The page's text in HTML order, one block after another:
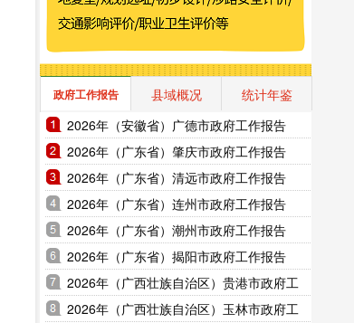
政府工作报告 县域概况
统计年鉴
2026年（安徽省）广德市政府工作报告
2026年（广东省）肇庆市政府工作报告
2026年（广东省）清远市政府工作报告
2026年（广东省）连州市政府工作报告
2026年（广东省）潮州市政府工作报告
2026年（广东省）揭阳市政府工作报告
2026年（广西壮族自治区）贵港市政府工
作报告
2026年（广西壮族自治区）玉林市政府工